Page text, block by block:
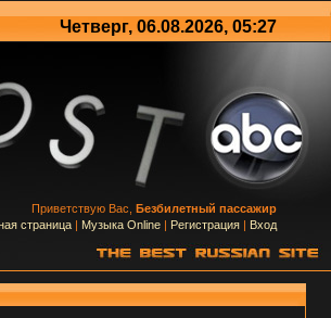
Четверг, 06.08.2026, 05:27
Приветствую Вас, Безбилетный пассажир
страница | Музыка Online | Регистрация | Вход